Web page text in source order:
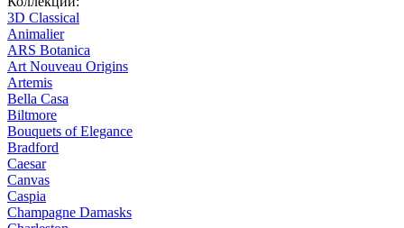
3D Classical
Animalier
ARS Botanica
Art Nouveau Origins
Artemis
Bella Casa
Biltmore
Bouquets of Elegance
Bradford
Caesar
Canvas
Caspia
Champagne Damasks